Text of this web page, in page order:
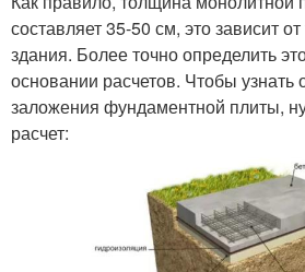
составляет 35-50 см, это зависит
здания. Более точно определить
основании расчетов. Чтобы узнать
заложения фундаментной плиты,
расчет: